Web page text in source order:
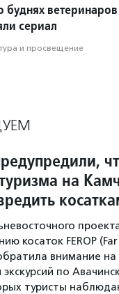
буднях
сериал
и просвещение
на
косаток FEROP (Far
внимание на
по
туристы